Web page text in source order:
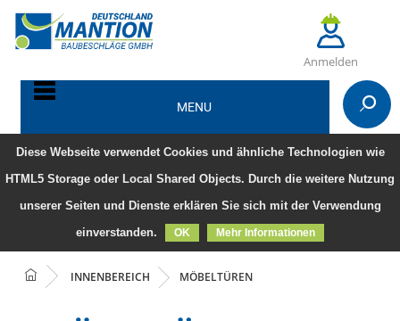
Diese Webseite verwendet Cookies und ähnliche Technologien wie
HTML5 Storage oder Local Shared Objects. Durch die weitere Nutzung
unserer Seiten und Dienste erklären Sie sich mit der Verwendung
einverstanden.
OK Mehr Informationen
Anmelden
MENU
INNENBEREICH MÖBELTÜREN